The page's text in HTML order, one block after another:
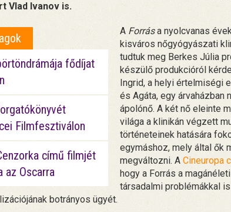
Vlad Ivanov is.
fődíjat
Filmfesztiválon
című filmjét
az Oscarra
A Forrása nyolcvanas
kisváros nőgyógyászati
tudtuk meg Berkes Júlia
készülő produkcióról
Ingrid, a helyi értelmiségi
és Agáta, egy árvaházban
ápolónő. A két nő eleinte
világa a klinikán végzett
történeteinek hatására
egymáshoz, mely által ők
megváltozni. ACineuropa
hogy a Forrás a
társadalmi problémákkal
botrányos ügyét.